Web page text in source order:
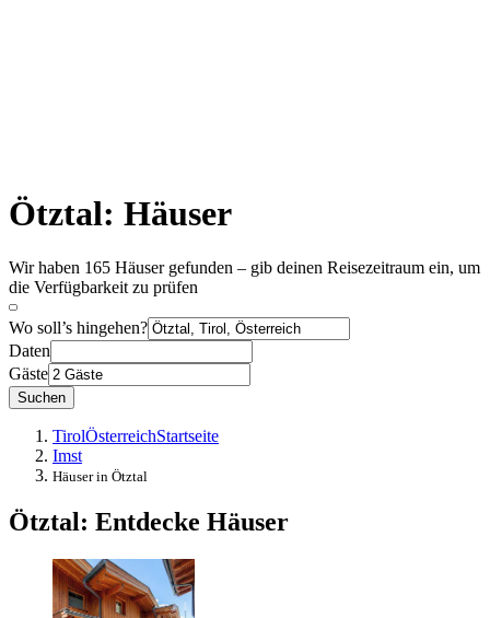
Ötztal: Häuser
Wir haben 165 Häuser gefunden – gib deinen Reisezeitraum ein, um
die Verfügbarkeit zu prüfen
Wo soll’s hingehen?
Daten
Gäste
Suchen
TirolÖsterreichStartseite
Imst
Häuser in Ötztal
Ötztal: Entdecke Häuser